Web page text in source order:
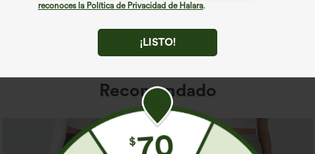
reconoces la Política de Privacidad de Halara.
¡LISTO!
Recomendado